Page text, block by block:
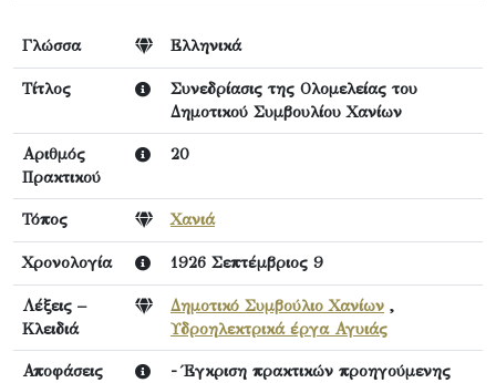
Γλώσσα Ελληνικά
Τίτλος
Συνεδρίασις της Ολομελείας του
Δημοτικού Συμβουλίου Χανίων
Αριθμός
Πρακτικού
20
Τόπος Χανιά
Χρονολογία 1926 Σεπτέμβριος 9
Λέξεις –
Κλειδιά
Δημοτικό Συμβούλιο Χανίων ,
Υδροηλεκτρικά έργα Αγυιάς
Αποφάσεις
- Έγκριση πρακτικών προηγούμενης